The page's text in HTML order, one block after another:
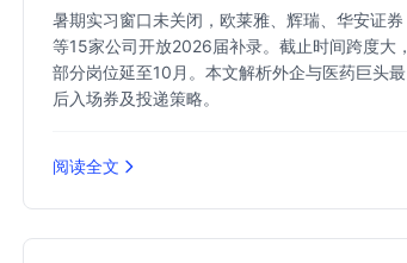
暑期实习窗口未关闭，欧莱雅、辉瑞、华安证券
等15家公司开放2026届补录。截止时间跨度大，
部分岗位延至10月。本文解析外企与医药巨头最
后入场券及投递策略。
阅读全文